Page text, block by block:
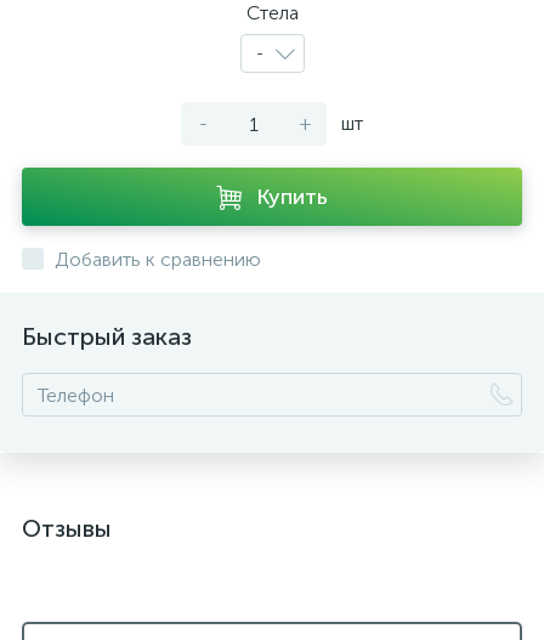
Стела
-
- + шт
Купить
Добавить к сравнению
Быстрый заказ
Отзывы